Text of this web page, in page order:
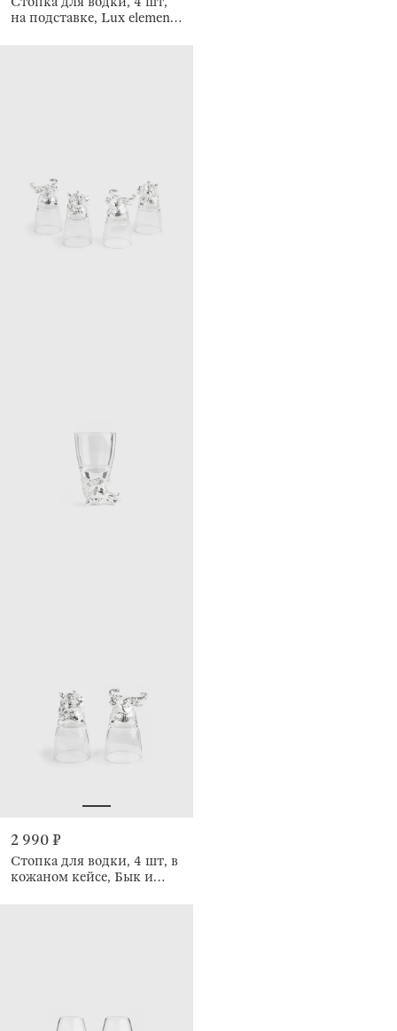
на подставке, Lux elements
2 990 ₽
Стопка для водки, 4 шт, в
кожаном кейсе, Бык и